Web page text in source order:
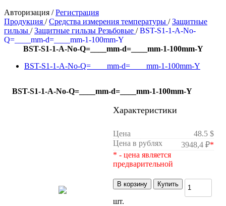
Авторизация /Регистрация
Продукция /Средства измерения температуры /Защитные
гильзы /Защитные гильзы Резьбовые /BST-S1-1-A-No-
Q=____mm-d=____mm-1-100mm-Y
BST-S1-1-A-No-Q=____mm-d=____mm-1-100mm-Y
BST-S1-1-A-No-Q=____mm-d=____mm-1-100mm-Y
BST-S1-1-A-No-Q=____mm-d=____mm-1-100mm-Y
Характеристики
Цена
48.5 $
Цена в рублях
3948,4 ₽*
* - цена является
предварительной
В корзину Купить
шт.